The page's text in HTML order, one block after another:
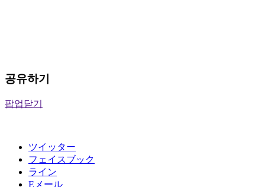
공유하기
팝업닫기
ツイッター
フェイスブック
ライン
Eメール